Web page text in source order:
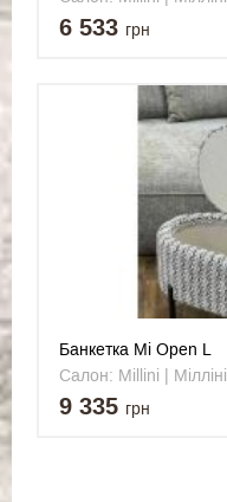
6 533 грн
Банкетка Mi Open L
Салон: Millini | Мілліні
9 335 грн